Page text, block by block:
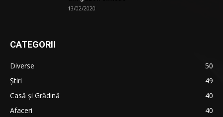
13/02/2020
CATEGORII
Diverse
50
Știri
49
Casă și Grădină
40
Afaceri
40